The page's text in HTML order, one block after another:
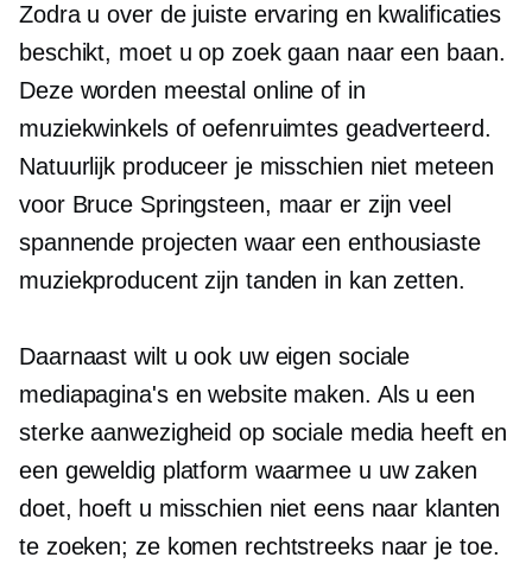
Zodra u over de juiste ervaring en kwalificaties
beschikt, moet u op zoek gaan naar een baan.
Deze worden meestal online of in
muziekwinkels of oefenruimtes geadverteerd.
Natuurlijk produceer je misschien niet meteen
voor Bruce Springsteen, maar er zijn veel
spannende projecten waar een enthousiaste
muziekproducent zijn tanden in kan zetten.
Daarnaast wilt u ook uw eigen sociale
mediapagina's en website maken. Als u een
sterke aanwezigheid op sociale media heeft en
een geweldig platform waarmee u uw zaken
doet, hoeft u misschien niet eens naar klanten
te zoeken; ze komen rechtstreeks naar je toe.